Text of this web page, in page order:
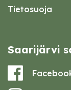
Tietosuoja
Saarijärvi